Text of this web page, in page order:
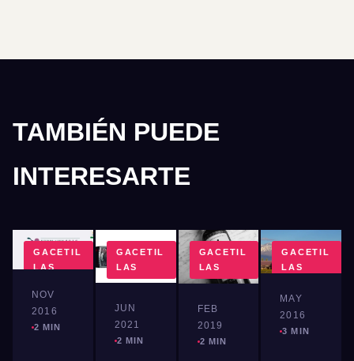
TAMBIÉN PUEDE
INTERESARTE
GACETIL
LAS
NOV
2016
2 MIN
GACETIL
LAS
JUN
2021
2 MIN
GACETIL
LAS
FEB
2019
2 MIN
GACETIL
LAS
MAY
2016
3 MIN